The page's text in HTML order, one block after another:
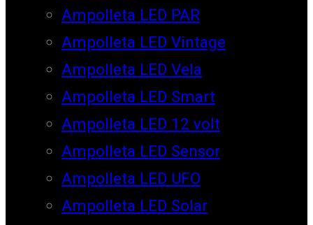
Ampolleta LED PAR
Ampolleta LED Vintage
Ampolleta LED Vela
Ampolleta LED Smart
Ampolleta LED 12 volt
Ampolleta LED Sensor
Ampolleta LED UFO
Ampolleta LED Solar